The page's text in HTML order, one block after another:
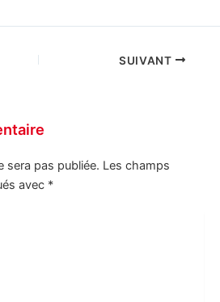
SUIVANT
sera pas publiée. Les champs
avec *